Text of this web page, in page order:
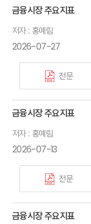
금융시장 주요지표
저자 : 홍예림
2026-07-27
전문
금융시장 주요지표
저자 : 홍예림
2026-07-13
전문
금융시장 주요지표